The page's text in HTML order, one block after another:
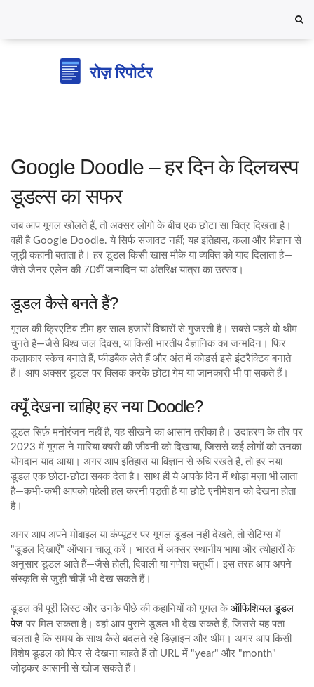
Google Doodle – हर दिन के दिलचस्प
डूडल्स का सफर
जब आप गूगल खोलते हैं, तो अक्सर लोगो के बीच एक छोटा सा चित्र दिखता है।
वही है Google Doodle. ये सिर्फ सजावट नहीं; यह इतिहास, कला और विज्ञान से
जुड़ी कहानी बताता है। हर डूडल किसी खास मौके या व्यक्ति को याद दिलाता है—
जैसे जैनर एलेन की 70वीं जन्मदिन या अंतरिक्ष यात्रा का उत्सव।
डूडल कैसे बनते हैं?
गूगल की क्रिएटिव टीम हर साल हजारों विचारों से गुजरती है। सबसे पहले वो थीम
चुनते हैं—जैसे विश्व जल दिवस, या किसी भारतीय वैज्ञानिक का जन्मदिन। फिर
कलाकार स्केच बनाते हैं, फीडबैक लेते हैं और अंत में कोडर्स इसे इंटरैक्टिव बनाते
हैं। आप अक्सर डूडल पर क्लिक करके छोटा गेम या जानकारी भी पा सकते हैं।
क्यूँ देखना चाहिए हर नया Doodle?
डूडल सिर्फ़ मनोरंजन नहीं है, यह सीखने का आसान तरीका है। उदाहरण के तौर पर
2023 में गूगल ने मारिया क्यरी की जीवनी को दिखाया, जिससे कई लोगों को उनका
योगदान याद आया। अगर आप इतिहास या विज्ञान से रुचि रखते हैं, तो हर नया
डूडल एक छोटा‑छोटा सबक देता है। साथ ही ये आपके दिन में थोड़ा मज़ा भी लाता
है—कभी‑कभी आपको पहेली हल करनी पड़ती है या छोटे एनीमेशन को देखना होता
है।
अगर आप अपने मोबाइल या कंप्यूटर पर गूगल डूडल नहीं देखते, तो सेटिंग्स में
"डूडल दिखाएँ" ऑप्शन चालू करें। भारत में अक्सर स्थानीय भाषा और त्योहारों के
अनुसार डूडल आते हैं—जैसे होली, दिवाली या गणेश चतुर्थी। इस तरह आप अपने
संस्कृति से जुड़ी चीज़ें भी देख सकते हैं।
डूडल की पूरी लिस्ट और उनके पीछे की कहानियों को गूगल के ऑफिशियल डूडल
पेज पर मिल सकता है। वहां आप पुराने डूडल भी देख सकते हैं, जिससे यह पता
चलता है कि समय के साथ कैसे बदलते रहे डिज़ाइन और थीम। अगर आप किसी
विशेष डूडल को फिर से देखना चाहते हैं तो URL में "year" और "month"
जोड़कर आसानी से खोज सकते हैं।